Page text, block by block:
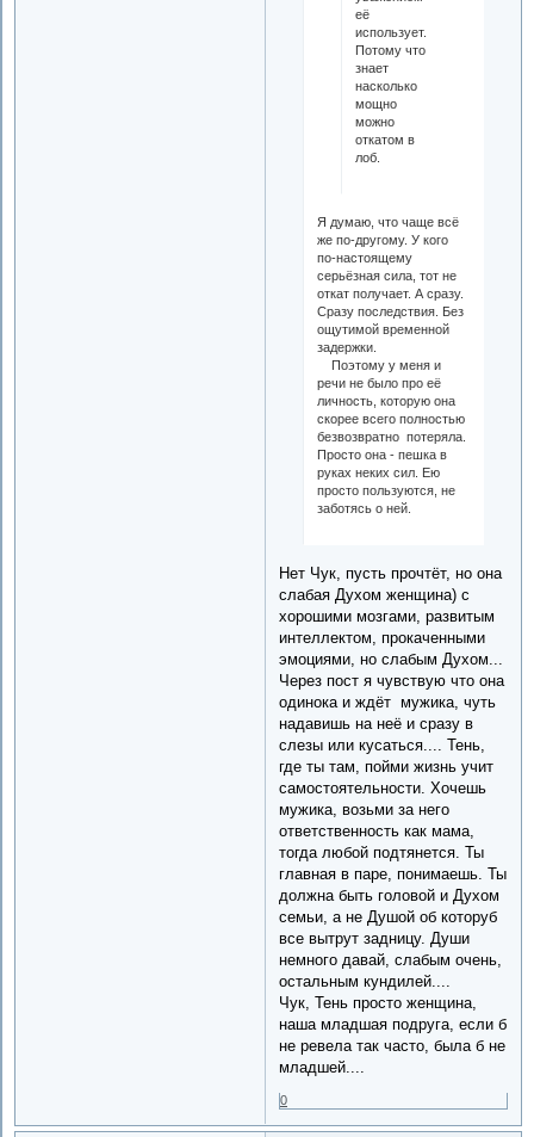
её
использует.
Потому что
знает
насколько
мощно
можно
откатом в
лоб.
Я думаю, что чаще всё
же по-другому. У кого
по-настоящему
серьёзная сила, тот не
откат получает. А сразу.
Сразу последствия. Без
ощутимой временной
задержки.
Поэтому у меня и
речи не было про её
личность, которую она
скорее всего полностью
безвозвратно потеряла.
Просто она - пешка в
руках неких сил. Ею
просто пользуются, не
заботясь о ней.
Нет Чук, пусть прочтёт, но она
слабая Духом женщина) с
хорошими мозгами, развитым
интеллектом, прокаченными
эмоциями, но слабым Духом...
Через пост я чувствую что она
одинока и ждёт мужика, чуть
надавишь на неё и сразу в
слезы или кусаться.... Тень,
где ты там, пойми жизнь учит
самостоятельности. Хочешь
мужика, возьми за него
ответственность как мама,
тогда любой подтянется. Ты
главная в паре, понимаешь. Ты
должна быть головой и Духом
семьи, а не Душой об которуб
все вытрут задницу. Души
немного давай, слабым очень,
остальным кундилей....
Чук, Тень просто женщина,
наша младшая подруга, если б
не ревела так часто, была б не
младшей....
0